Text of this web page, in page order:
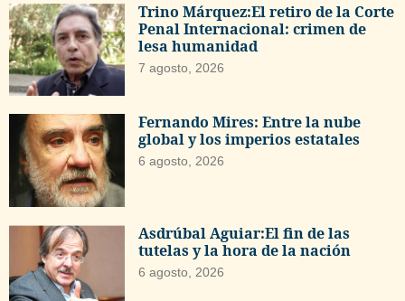
Trino Márquez:El retiro de la Corte
Penal Internacional: crimen de
lesa humanidad
7 agosto, 2026
Fernando Mires: Entre la nube
global y los imperios estatales
6 agosto, 2026
Asdrúbal Aguiar:El fin de las
tutelas y la hora de la nación
6 agosto, 2026